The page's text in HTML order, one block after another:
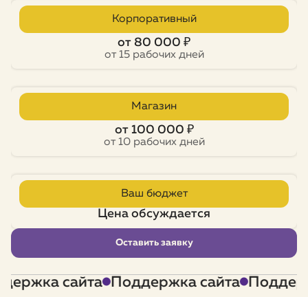
Корпоративный
от 80 000 ₽
от 15 рабочих дней
Магазин
от 100 000 ₽
от 10 рабочих дней
Ваш бюджет
Цена обсуждается
Оставить заявку
сайта Поддержка сайта